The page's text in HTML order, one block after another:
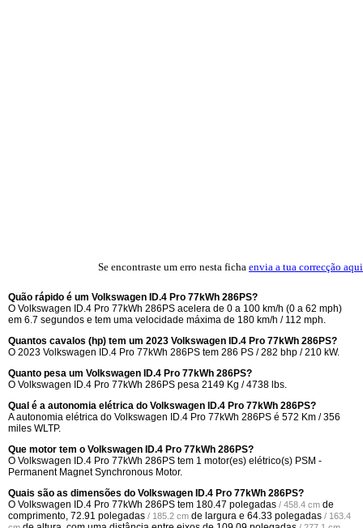
Se encontraste um erro nesta ficha envia a tua correcção aqui
Quão rápido é um Volkswagen ID.4 Pro 77kWh 286PS?
O Volkswagen ID.4 Pro 77kWh 286PS acelera de 0 a 100 km/h (0 a 62 mph)
em 6.7 segundos e tem uma velocidade máxima de 180 km/h / 112 mph.
Quantos cavalos (hp) tem um 2023 Volkswagen ID.4 Pro 77kWh 286PS?
O 2023 Volkswagen ID.4 Pro 77kWh 286PS tem 286 PS / 282 bhp / 210 kW.
Quanto pesa um Volkswagen ID.4 Pro 77kWh 286PS?
O Volkswagen ID.4 Pro 77kWh 286PS pesa 2149 Kg / 4738 lbs.
Qual é a autonomia elétrica do Volkswagen ID.4 Pro 77kWh 286PS?
A autonomia elétrica do Volkswagen ID.4 Pro 77kWh 286PS é 572 Km / 356
miles WLTP.
Que motor tem o Volkswagen ID.4 Pro 77kWh 286PS?
O Volkswagen ID.4 Pro 77kWh 286PS tem 1 motor(es) elétrico(s) PSM -
Permanent Magnet Synchronous Motor.
Quais são as dimensões do Volkswagen ID.4 Pro 77kWh 286PS?
O Volkswagen ID.4 Pro 77kWh 286PS tem 180.47 polegadas / 458.4 cm de
comprimento, 72.91 polegadas / 185.2 cm de largura e 64.33 polegadas / 163.4